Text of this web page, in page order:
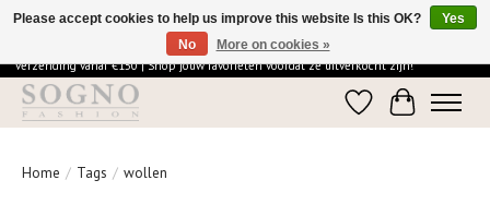
Ontdek de elegantie van SOGNO Fashion | Vandaag besteld = morgen in huis | Gratis
verzending vanaf €150 | Shop jouw favorieten voordat ze uitverkocht zijn!
WishlistCart
Home / Tags / wollen
Please accept cookies to help us improve this website Is this OK?
Yes
No
More on cookies »